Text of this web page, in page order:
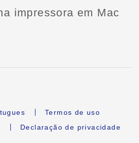
impressora em Mac
Termos de uso
Declaração de privacidade